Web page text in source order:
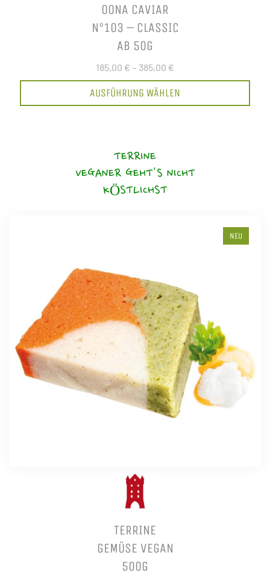
OONA CAVIAR
N°103 – CLASSIC
AB 50G
185,00 € – 385,00 €
AUSFÜHRUNG WÄHLEN
TERRINE
VEGANER GEHT'S NICHT
KÖSTLICHST
NEU
TERRINE
GEMÜSE VEGAN
500G